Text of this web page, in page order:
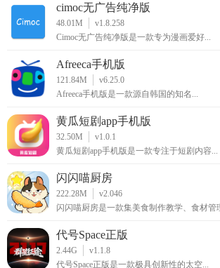
3、轻松的获得更多的福利。
5、在这里完成各种丰富的任务。
cimoc无广告纯净版
48.01M
v1.8.258
Cimoc无广告纯净版是一款专为漫画爱好...
Afreeca手机版
121.84M
v6.25.0
Afreeca手机版是一款源自韩国的知名...
黄瓜短剧app手机版
32.50M
v1.0.1
黄瓜短剧app手机版是一款专注于短剧内容...
闪闪喵厨房
222.28M
v2.046
闪闪喵厨房是一款集美食制作教学、食材管
代号Space正版
2.44G
v1.1.8
代号Space正版是一款极具创新性的太空...